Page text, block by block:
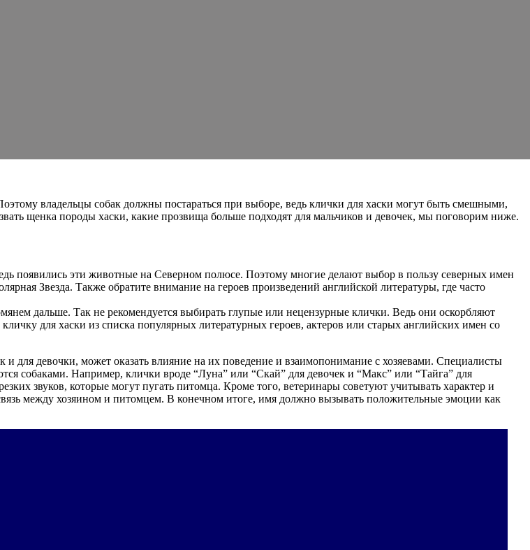
владельцы собак должны постараться при выборе, ведь клички для хаски могут быть смешными,
щенка породы хаски, какие прозвища больше подходят для мальчиков и девочек, мы поговорим ниже.
появились эти животные на Северном полюсе. Поэтому многие делают выбор в пользу северных имен
Звезда. Также обратите внимание на героев произведений английской литературы, где часто
дальше. Так не рекомендуется выбирать глупые или нецензурные клички. Ведь они оскорбляют
для хаски из списка популярных литературных героев, актеров или старых английских имен со
для девочки, может оказать влияние на их поведение и взаимопонимание с хозяевами. Специалисты
собаками. Например, клички вроде “Луна” или “Скай” для девочек и “Макс” или “Тайга” для
звуков, которые могут пугать питомца. Кроме того, ветеринары советуют учитывать характер и
между хозяином и питомцем. В конечном итоге, имя должно вызывать положительные эмоции как